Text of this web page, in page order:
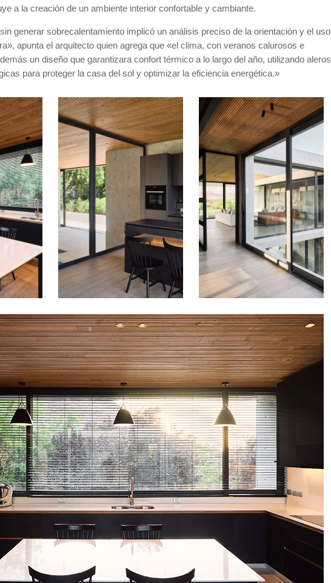
a la creación de un ambiente interior confortable y cambiante.
generar sobrecalentamiento implicó un análisis preciso de la orientación y el uso
apunta el arquitecto quien agrega que «el clima, con veranos calurosos e
un diseño que garantizara confort térmico a lo largo del año, utilizando aleros
para proteger la casa del sol y optimizar la eficiencia energética.»